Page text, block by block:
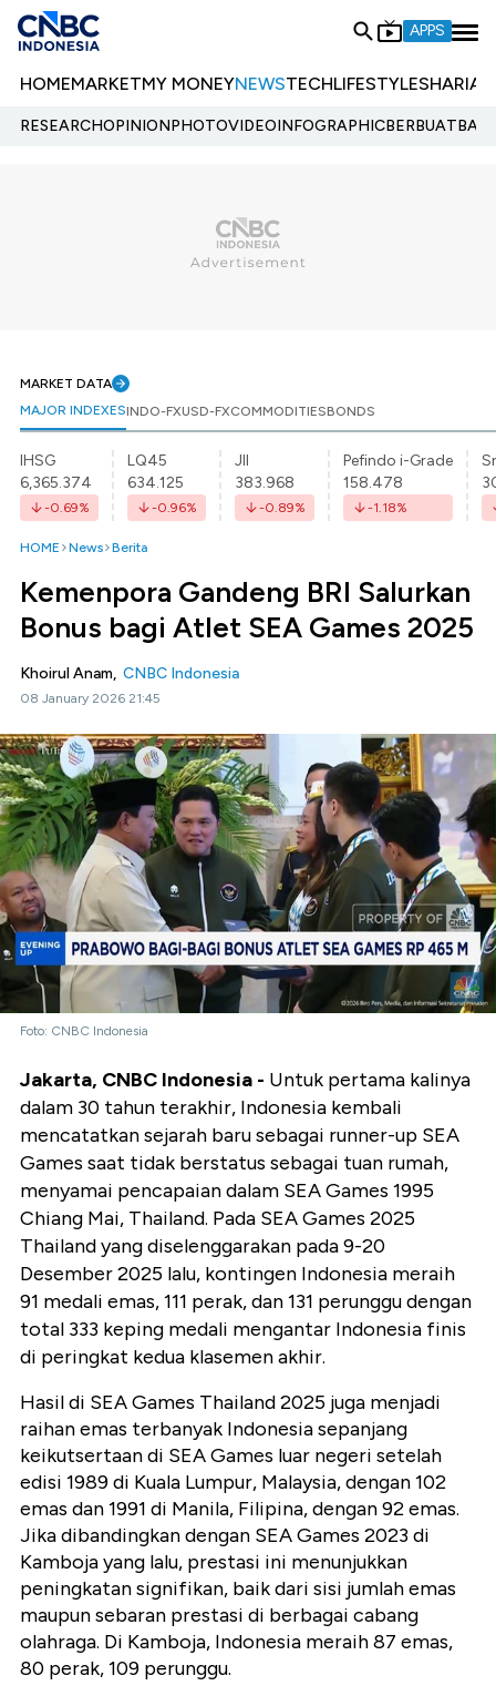
APPS
HOMEMARKETMY MONEYNEWSTECHLIFESTYLESHARIA
RESEARCHOPINIONPHOTOVIDEOINFOGRAPHIC
MARKET DATA
MAJOR INDEXESINDO-FXUSD-FXCOMMODITIESBONDS
IHSG
6,365.374
-0.69%
LQ45
634.125
-0.96%
JII
383.968
-0.89%
Pefindo i-Grade
158.478
-1.18%
HOME News Berita
Kemenpora Gandeng BRI Salurkan
Bonus bagi Atlet SEA Games 2025
Khoirul Anam, CNBC Indonesia
08 January 2026 21:45
Foto: CNBC Indonesia
Jakarta, CNBC Indonesia - Untuk pertama kalinya
dalam 30 tahun terakhir, Indonesia kembali
mencatatkan sejarah baru sebagai runner-up SEA
Games saat tidak berstatus sebagai tuan rumah,
menyamai pencapaian dalam SEA Games 1995
Chiang Mai, Thailand. Pada SEA Games 2025
Thailand yang diselenggarakan pada 9-20
Desember 2025 lalu, kontingen Indonesia meraih
91 medali emas, 111 perak, dan 131 perunggu dengan
total 333 keping medali mengantar Indonesia finis
di peringkat kedua klasemen akhir.
Hasil di SEA Games Thailand 2025 juga menjadi
raihan emas terbanyak Indonesia sepanjang
keikutsertaan di SEA Games luar negeri setelah
edisi 1989 di Kuala Lumpur, Malaysia, dengan 102
emas dan 1991 di Manila, Filipina, dengan 92 emas.
Jika dibandingkan dengan SEA Games 2023 di
Kamboja yang lalu, prestasi ini menunjukkan
peningkatan signifikan, baik dari sisi jumlah emas
maupun sebaran prestasi di berbagai cabang
olahraga. Di Kamboja, Indonesia meraih 87 emas,
80 perak, 109 perunggu.